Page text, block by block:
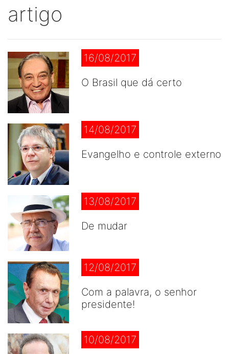
artigo
16/08/2017
O Brasil que dá certo
14/08/2017
Evangelho e controle externo
13/08/2017
De mudar
12/08/2017
Com a palavra, o senhor
presidente!
10/08/2017